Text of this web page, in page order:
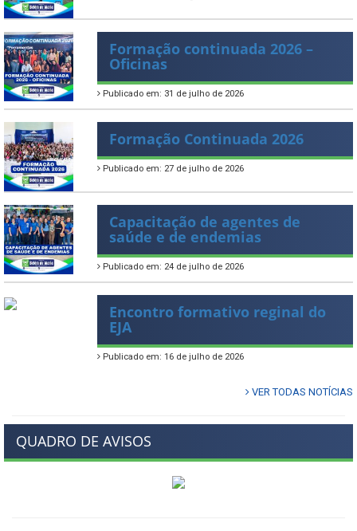
Formação continuada 2026 –
Oficinas
Publicado em: 31 de julho de 2026
Formação Continuada 2026
Publicado em: 27 de julho de 2026
Capacitação de agentes de
saúde e de endemias
Publicado em: 24 de julho de 2026
Encontro formativo reginal do
EJA
Publicado em: 16 de julho de 2026
VER TODAS NOTÍCIAS
QUADRO DE AVISOS